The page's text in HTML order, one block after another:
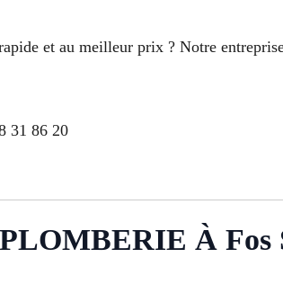
et au meilleur prix ? Notre
31 86 20
À Fos